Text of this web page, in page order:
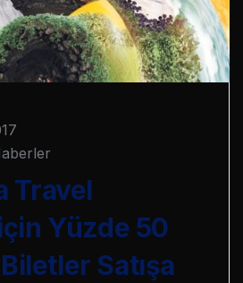
Travel
Yüzde 50
Satışa